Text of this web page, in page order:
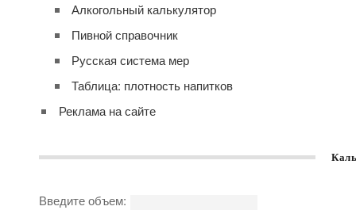
Алкогольный калькулятор
Пивной справочник
Русская система мер
Таблица: плотность напитков
Реклама на сайте
Введите объем: